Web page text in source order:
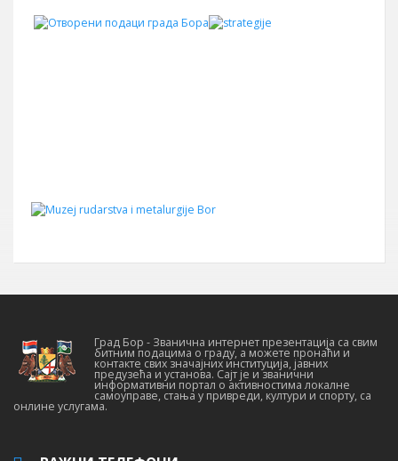
Град Бор - Званична интернет презентација са свим
битним подацима о граду, а можете пронаћи и
контакте свих значајних институција, јавних
предузећа и установа. Сајт је и званични
информативни портал о активностима локалне
самоуправе, стања у привреди, култури и спорту, са
онлине услугама.